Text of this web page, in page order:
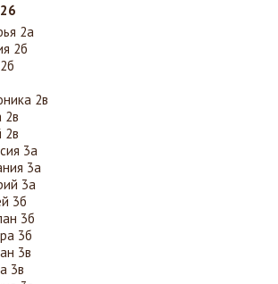
2а
2б
2в
2в
2в
3а
3а
3а
3б
3б
3б
3в
3в